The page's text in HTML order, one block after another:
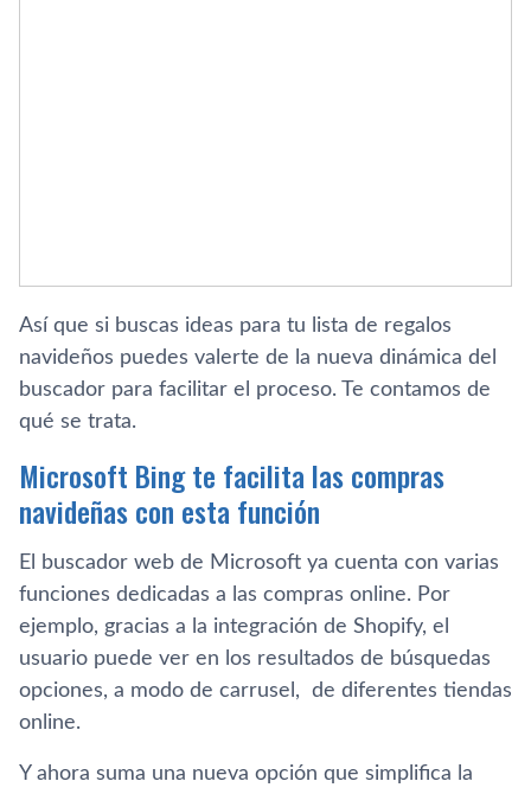
Así que si buscas ideas para tu lista de regalos
navideños puedes valerte de la nueva dinámica del
buscador para facilitar el proceso. Te contamos de
qué se trata.
Microsoft Bing te facilita las compras
navideñas con esta función
El buscador web de Microsoft ya cuenta con varias
funciones dedicadas a las compras online. Por
ejemplo, gracias a la integración de Shopify, el
usuario puede ver en los resultados de búsquedas
opciones, a modo de carrusel, de diferentes tiendas
online.
Y ahora suma una nueva opción que simplifica la